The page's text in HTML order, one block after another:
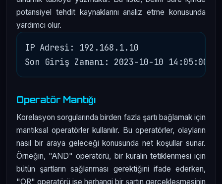
potansiyel tehdit kaynaklarını analiz etme konusunda
yardımcı olur.
IP Adresi: 192.168.1.10
Operatör Mantığı
Korelasyon sorgularında birden fazla şartı bağlamak için
mantıksal operatörler kullanılır. Bu operatörler, olayların
nasıl bir araya geleceği konusunda net koşullar sunar.
Örneğin, "AND" operatörü, bir kuralın tetiklenmesi için
bütün şartların sağlanması gerektiğini ifade ederken,
"OR" operatörü ise herhangi bir şartın gerçekleşmesinin